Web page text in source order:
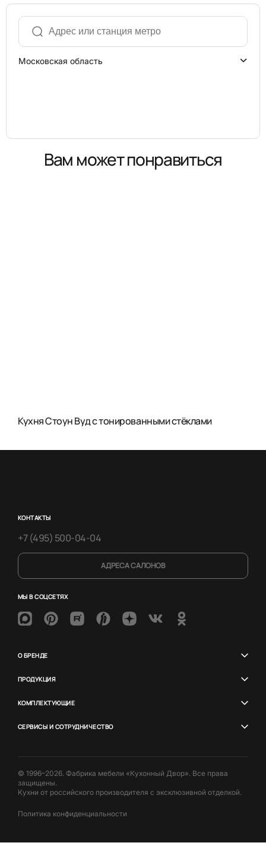
Московская область
Вам может понравиться
Кухня Стоун Вуд с тонированными стёклами
КОНТАКТЫ
+7 (495) 500-04-04
АДРЕСА САЛОНОВ
МЫ В СОЦСЕТЯХ
О БРЕНДЕ
ПРОДУКЦИЯ
КОМПЛЕКТУЮЩИЕ
СЕРВИСЫ И СОТРУДНИЧЕСТВО
© 1996–2026. Фабрика мебели «Кухонный Двор». Все права
защищены.
Кухни от российского производителя с эксклюзивной отделкой.
Политика конфиденциальности